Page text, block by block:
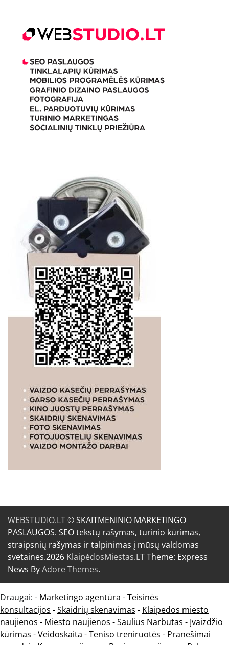
WEBSTUDIO.LT© SKAITMENINIO MARKETINGO
PASLAUGOS. SEO tekstų rašymas, turinio kūrimas,
straipsnių rašymas ir talpinimas į mūsų valdomas
svetaines.2026 KlaipėdosMiestas.LTTheme: Express
News ByAdore Themes.
Draugai: - Marketingo agentūra -Teisinės
konsultacijos -Skaidrių skenavimas - Klaipedos miesto
naujienos - Miesto naujienos -Saulius Narbutas - Įvaizdžio
kūrimas -Veidoskaita -Teniso treniruotės - Pranešimai